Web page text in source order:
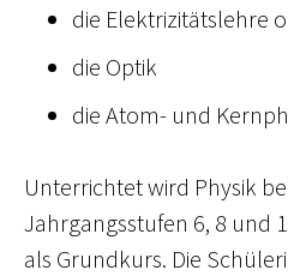
die Elektrizitätslehre
die Optik
die Atom- und
Unterrichtet wird Physik
Jahrgangsstufen 6, 8 und
als Grundkurs. Die